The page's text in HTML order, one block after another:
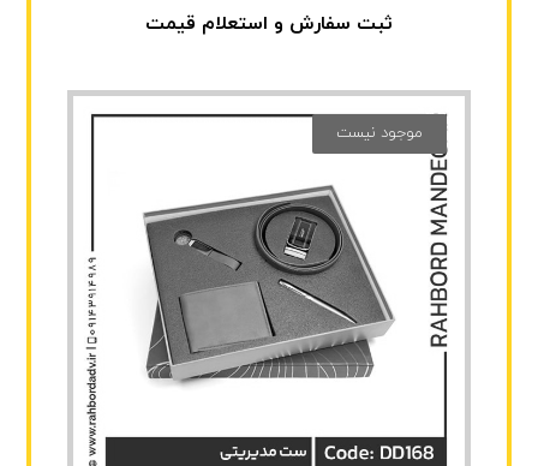
ثبت سفارش و استعلام قیمت
موجود نیست